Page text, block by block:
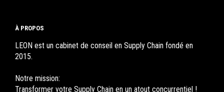
À PROPOS
LEON est un cabinet de conseil en Supply Chain fondé en
2015.
Notre mission:
Transformer votre Supply Chain en un atout concurrentiel !